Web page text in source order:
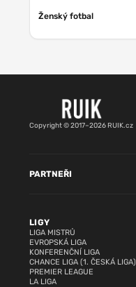
Ženský fotbal
Copyright © 2017–2026 RUIK.cz
LIGY
LIGA MISTRŮ
EVROPSKÁ LIGA
KONFERENČNÍ LIGA
CHANCE LIGA (1. ČESKÁ LIGA)
PREMIER LEAGUE
LA LIGA
PARTNEŘI